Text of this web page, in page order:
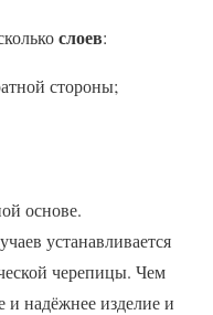
слоев:
стороны;
основе.
устанавливается
черепицы. Чем
надёжнее изделие и